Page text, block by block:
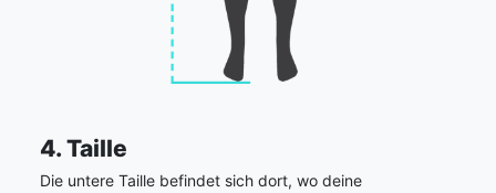
4. Taille
Die untere Taille befindet sich dort, wo deine